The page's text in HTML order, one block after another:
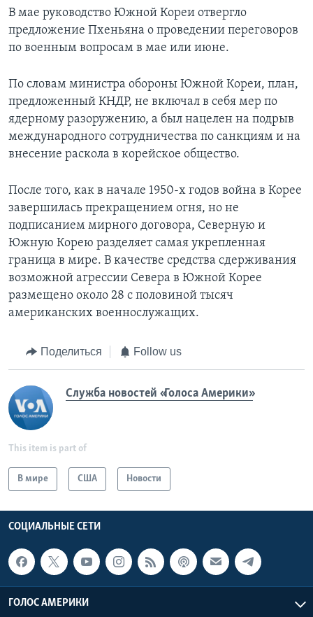
В мае руководство Южной Кореи отвергло
предложение Пхеньяна о проведении переговоров
по военным вопросам в мае или июне.
По словам министра обороны Южной Кореи, план,
предложенный КНДР, не включал в себя мер по
ядерному разоружению, а был нацелен на подрыв
международного сотрудничества по санкциям и на
внесение раскола в корейское общество.
После того, как в начале 1950-х годов война в Корее
завершилась прекращением огня, но не
подписанием мирного договора, Северную и
Южную Корею разделяет самая укрепленная
граница в мире. В качестве средства сдерживания
возможной агрессии Севера в Южной Корее
размещено около 28 с половиной тысяч
американских военнослужащих.
Поделиться Follow us
Служба новостей «Голоса Америки»
This item is part of
В мире США Новости
СОЦИАЛЬНЫЕ СЕТИ
ГОЛОС АМЕРИКИ